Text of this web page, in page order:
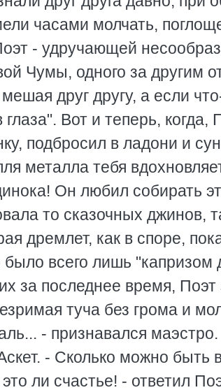
часами молчать,
- удручающей
Чумы, одного за другим
друг другу, а если
Вот и теперь, когда,
подбросил в ладони и
металла тебя
Он любил собирать
то сказочных джинов,
дремлет, как в споре,
было всего лишь
за последнее время, Поэт
туча без грома и
- признавался
- Сколько можно
ли счастье! - ответил